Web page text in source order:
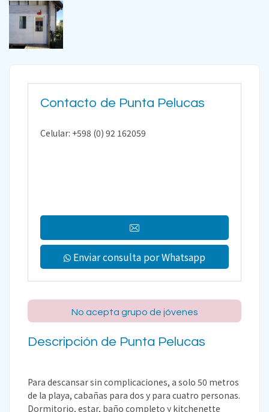
Contacto de Punta Pelucas
Celular: +598 (0) 92 162059
Enviar consulta por Whatsapp
No acepta grupo de jóvenes
Descripción de Punta Pelucas
Para descansar sin complicaciones, a solo 50 metros
de la playa, cabañas para dos y para cuatro personas.
Dormitorio, estar, baño completo y kitchenette